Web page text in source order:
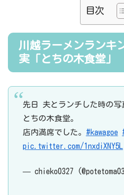
目次
川越ラーメンランキ
実「とちの木食堂」
先日 夫とランチした時の
とちの木食堂。
店内満席でした。 #kawagoe
pic.twitter.com/1nxdiXNY5L
— chieko0327